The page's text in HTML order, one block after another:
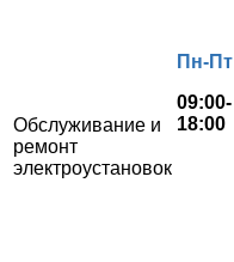
Обслуживание и
ремонт
электроустановок
Пн-Пт
09:00-
18:00